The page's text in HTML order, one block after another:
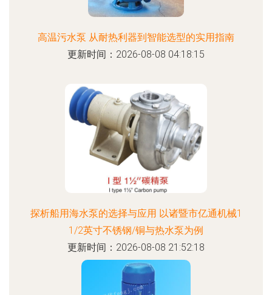
高温污水泵 从耐热利器到智能选型的实用指南
更新时间：2026-08-08 04:18:15
探析船用海水泵的选择与应用 以诸暨市亿通机械1
1/2英寸不锈钢/铜与热水泵为例
更新时间：2026-08-08 21:52:18